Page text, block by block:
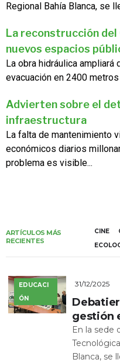
Regional Bahía Blanca, se
La reconstrucción del
nuevos espacios
La obra hidráulica
evacuación en 2400 metros
Advierten sobre el
infraestructura
La falta de mantenimiento
económicos diarios
problema es visible...
ARTÍCULOS MÁS
RECIENTES
CINE
EDUCACI
ÓN
31/12/2025
gestión
En la sede
Blanca, se